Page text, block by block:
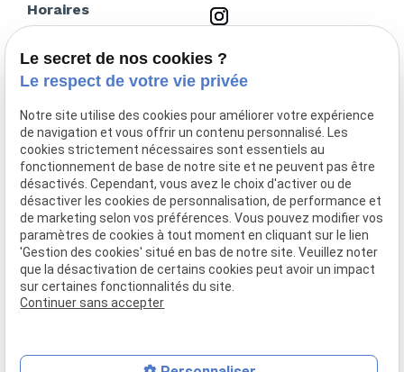
Horaires
09:00 - 20:00
Samedi et dimanche
uniquement
Accueil
Votre avocat
Droit pénal
Droit des étrangers
Actualités
Contact
Le secret de nos cookies ?
Le respect de votre vie privée
Notre site utilise des cookies pour améliorer votre expérience
de navigation et vous offrir un contenu personnalisé. Les
cookies strictement nécessaires sont essentiels au
fonctionnement de base de notre site et ne peuvent pas être
désactivés. Cependant, vous avez le choix d'activer ou de
désactiver les cookies de personnalisation, de performance et
de marketing selon vos préférences. Vous pouvez modifier vos
paramètres de cookies à tout moment en cliquant sur le lien
'Gestion des cookies' situé en bas de notre site. Veuillez noter
que la désactivation de certains cookies peut avoir un impact
sur certaines fonctionnalités du site.
Continuer sans accepter